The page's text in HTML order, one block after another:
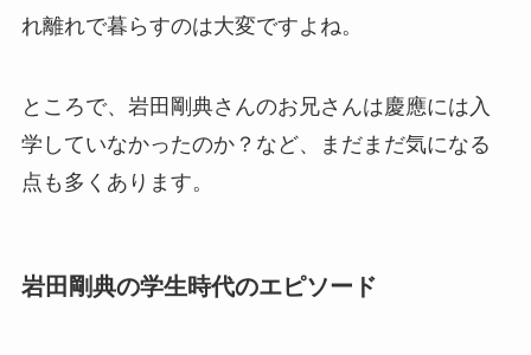
れ離れで暮らすのは大変ですよね。
ところで、岩田剛典さんのお兄さんは慶應には入
学していなかったのか？など、まだまだ気になる
点も多くあります。
岩田剛典の学生時代のエピソード